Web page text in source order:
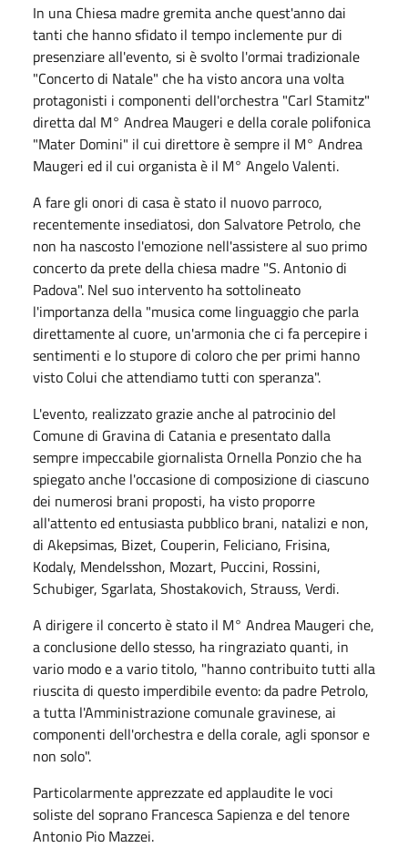
In una Chiesa madre gremita anche quest'anno dai
tanti che hanno sfidato il tempo inclemente pur di
presenziare all'evento, si è svolto l'ormai tradizionale
"Concerto di Natale" che ha visto ancora una volta
protagonisti i componenti dell'orchestra "Carl Stamitz"
diretta dal M° Andrea Maugeri e della corale polifonica
"Mater Domini" il cui direttore è sempre il M° Andrea
Maugeri ed il cui organista è il M° Angelo Valenti.
A fare gli onori di casa è stato il nuovo parroco,
recentemente insediatosi, don Salvatore Petrolo, che
non ha nascosto l'emozione nell'assistere al suo primo
concerto da prete della chiesa madre "S. Antonio di
Padova". Nel suo intervento ha sottolineato
l'importanza della "musica come linguaggio che parla
direttamente al cuore, un'armonia che ci fa percepire i
sentimenti e lo stupore di coloro che per primi hanno
visto Colui che attendiamo tutti con speranza".
L'evento, realizzato grazie anche al patrocinio del
Comune di Gravina di Catania e presentato dalla
sempre impeccabile giornalista Ornella Ponzio che ha
spiegato anche l'occasione di composizione di ciascuno
dei numerosi brani proposti, ha visto proporre
all'attento ed entusiasta pubblico brani, natalizi e non,
di Akepsimas, Bizet, Couperin, Feliciano, Frisina,
Kodaly, Mendelsshon, Mozart, Puccini, Rossini,
Schubiger, Sgarlata, Shostakovich, Strauss, Verdi.
A dirigere il concerto è stato il M° Andrea Maugeri che,
a conclusione dello stesso, ha ringraziato quanti, in
vario modo e a vario titolo, "hanno contribuito tutti alla
riuscita di questo imperdibile evento: da padre Petrolo,
a tutta l'Amministrazione comunale gravinese, ai
componenti dell'orchestra e della corale, agli sponsor e
non solo".
Particolarmente apprezzate ed applaudite le voci
soliste del soprano Francesca Sapienza e del tenore
Antonio Pio Mazzei.